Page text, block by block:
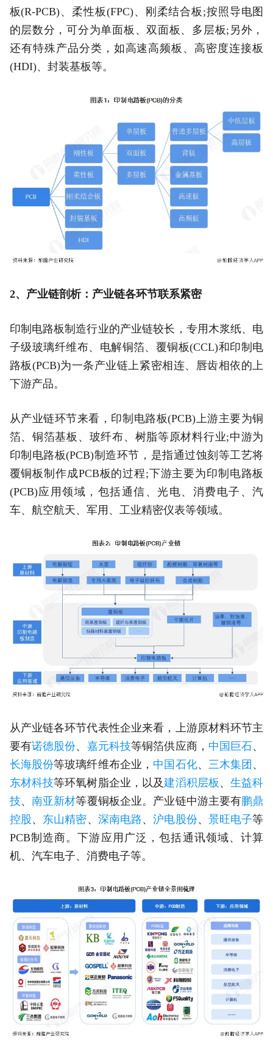
板(R-PCB)、柔性板(FPC)、刚柔结合板;按照导电图
的层数分，可分为单面板、双面板、多层板;另外，
还有特殊产品分类，如高速高频板、高密度连接板
(HDI)、封装基板等。
2、产业链剖析：产业链各环节联系紧密
印制电路板制造行业的产业链较长，专用木浆纸、电
子级玻璃纤维布、电解铜箔、覆铜板(CCL)和印制电
路板(PCB)为一条产业链上紧密相连、唇齿相依的上
下游产品。
从产业链环节来看，印制电路板(PCB)上游主要为铜
箔、铜箔基板、玻纤布、树脂等原材料行业;中游为
印制电路板(PCB)制造环节，是指通过蚀刻等工艺将
覆铜板制作成PCB板的过程;下游主要为印制电路板
(PCB)应用领域，包括通信、光电、消费电子、汽
车、航空航天、军用、工业精密仪表等领域。
从产业链各环节代表性企业来看，上游原材料环节主
要有诺德股份、 嘉元科技等铜箔供应商， 中国巨石、
长海股份等玻璃纤维布企业， 中国石化、 三木集团 、
东材科技等环氧树脂企业，以及建滔积层板 、生益科
技、 南亚新材等覆铜板企业。产业链中游主要有鹏鼎
控股、 东山精密、 深南电路、沪电股份、 景旺电子等
PCB制造商。下游应用广泛，包括通讯领域、计算
机、汽车电子、消费电子等。